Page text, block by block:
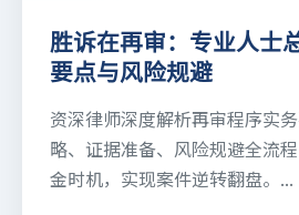
胜诉在再审：专业人士
要点与风险规避
资深律师深度解析再审程序实
略、证据准备、风险规避全流
金时机，实现案件逆转翻盘。...